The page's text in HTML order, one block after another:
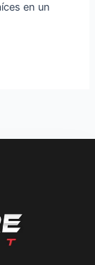
en un